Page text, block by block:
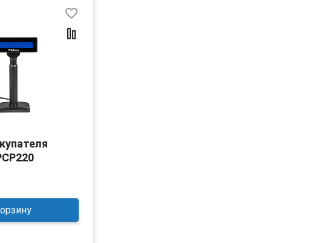
favorite_border